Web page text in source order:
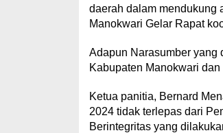
daerah dalam mendukung
Manokwari Gelar Rapat
Adapun Narasumber yang
Kabupaten Manokwari
Ketua panitia, Bernard
2024 tidak terlepas dari
Berintegritas yang